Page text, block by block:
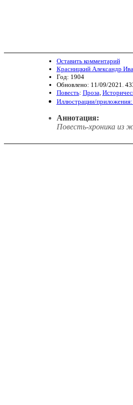
Оставить комментарий
Красницкий Александр
Год: 1904
Обновлено: 11/09/2021.
Повесть: Проза
Иллюстрации/приложения:
Аннотация:
Повесть-хроника из